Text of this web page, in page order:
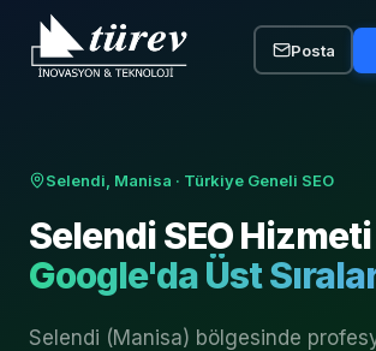
Posta
Selendi, Manisa · Türkiye Geneli SEO
SelendiSEO Hizmeti
Google'da Üst
Selendi (Manisa) bölgesinde